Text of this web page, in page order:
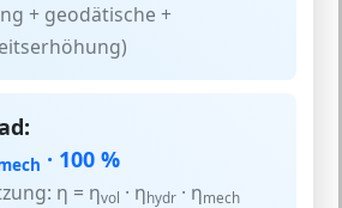
+ geodätische +
· 100 %
η = ηvol · ηhydr · ηmech